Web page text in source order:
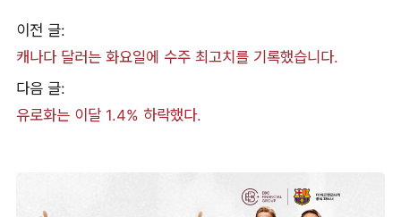
이전 글:
캐나다 달러는 화요일에 수주 최고치를 기록했습니다.
다음 글:
유로화는 이달 1.4% 하락했다.